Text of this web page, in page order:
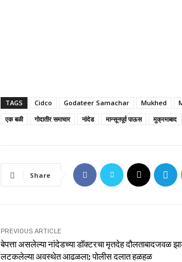
TAGS Cidco Godateer Samachar Mukhed
एक बळी
गोदातीर समाचार नांदेड मान्सूनपूर्व पाऊस मुक्रमाबाद
Share
PREVIOUS ARTICLE
बेपत्ता असलेल्या नांदेडच्या डॉक्टरचा मृतदेह दौलताबादजवळ
लटकलेल्या अवस्थेत आढळला; पोलीस दलात हळहळ